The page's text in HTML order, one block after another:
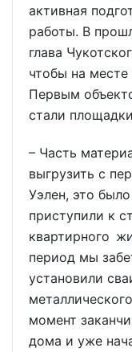
активная
работы. В
глава
чтобы на месте
Первым
стали
– Часть
выгрузить с
Уэлен, это
приступили к
квартирного
период мы
установили
момент
дома и уже